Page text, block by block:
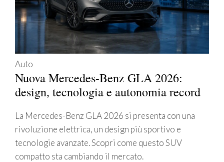
Auto
Nuova Mercedes-Benz GLA 2026:
design, tecnologia e autonomia record
La Mercedes-Benz GLA 2026 si presenta con una
rivoluzione elettrica, un design più sportivo e
tecnologie avanzate. Scopri come questo SUV
compatto sta cambiando il mercato.